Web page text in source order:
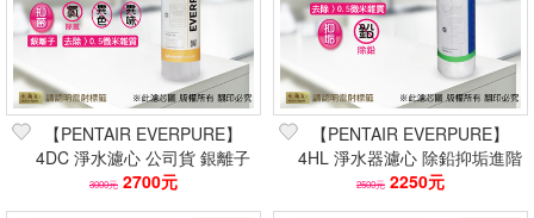
【PENTAIR EVERPURE】
4DC 淨水濾心 公司貨 銀離子
抑菌｜除氯除味、0.5微米過濾
3000元 2700元
【PENTAIR EVERPURE】
4HL 淨水器濾心 除鉛抑垢進階
型｜3-4人適用｜水蘋果公司
貨
2500元 2250元